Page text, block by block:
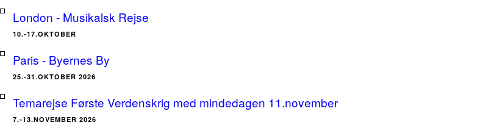
London - Musikalsk Rejse
10.-17.OKTOBER
Paris - Byernes By
25.-31.OKTOBER 2026
Temarejse Første Verdenskrig med mindedagen 11.november
7.-13.NOVEMBER 2026